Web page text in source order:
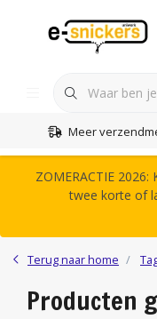
Meer
ZOMERACTIE 2026:
twee korte of
Terug naar home
Producten